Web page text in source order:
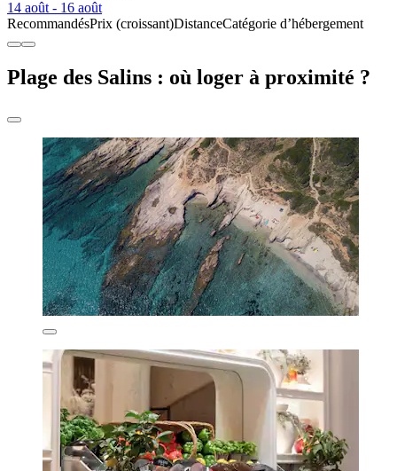
14 août - 16 août
RecommandésPrix (croissant)DistanceCatégorie d’hébergement
Plage des Salins : où loger à proximité ?